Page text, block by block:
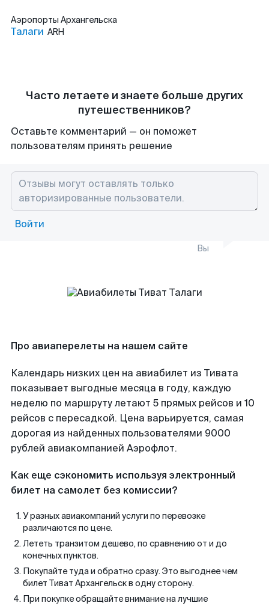
Аэропорты Архангельска
Талаги ARH
Часто летаете и знаете больше других
путешественников?
Оставьте комментарий — он поможет
пользователям принять решение
Войти
Вы
Про авиаперелеты на нашем сайте
Календарь низких цен на авиабилет из Тивата
показывает выгодные месяца в году, каждую
неделю по маршруту летают 5 прямых рейсов и 10
рейсов с пересадкой. Цена варьируется, самая
дорогая из найденных пользователями 9000
рублей авиакомпанией Аэрофлот.
Как еще сэкономить используя электронный
билет на самолет без комиссии?
У разных авиакомпаний услуги по перевозке
различаются по цене.
Лететь транзитом дешево, по сравнению от и до
конечных пунктов.
Покупайте туда и обратно сразу. Это выгоднее чем
билет Тиват Архангельск в одну сторону.
При покупке обращайте внимание на лучшие